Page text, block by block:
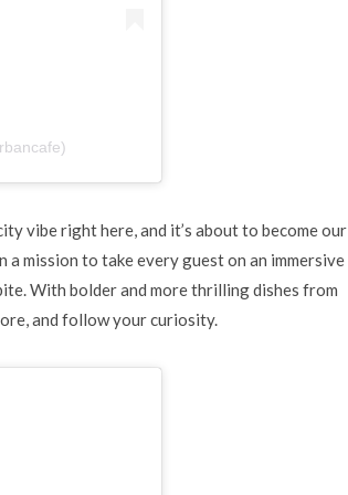
vibe right here, and it’s about to become our
mission to take every guest on an immersive
With bolder and more thrilling dishes from
and follow your curiosity.